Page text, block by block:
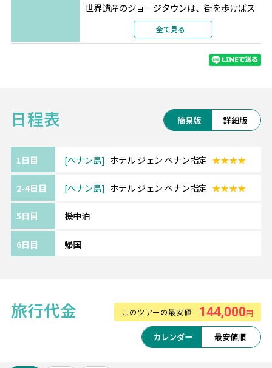
世界遺産のジョージタウンは、街を歩けばス
トリートアートや
コロニアル時代の美しい建物が迎えてくれま
島の北側に広がるのはバトゥフェリンギやタ
シティ派もビーチ派も注目のリゾートです。
コムタ―にほど近いスーペリアクラスホテ
ポップで遊び心に溢れた客室からはジョージ
ショッピングモールも近く、街歩きにも便利
シートピッチが広く快適にお過ごしいただけ
マレーシア感溢れる機内食も好評。
全て見る
日程表 簡易版 詳細版
1日目 ペナン島 ホテル ジェン ペナン指定 ★★★★
2-4日目 ペナン島 ホテル ジェン ペナン指定 ★★★★
5日目 機中泊
6日目 帰国
旅行代金 このツアーの最安値 144,000円
カレンダー 最安値順